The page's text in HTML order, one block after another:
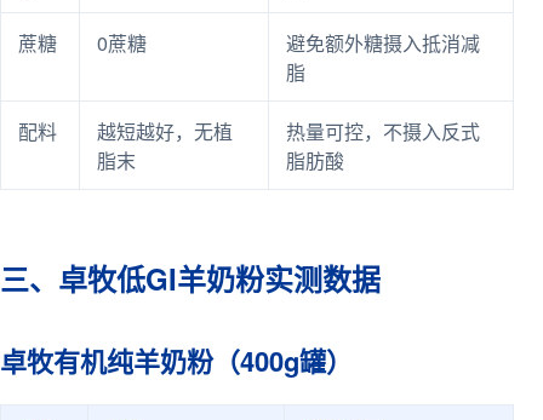
蔗糖 0蔗糖
避免额外糖摄入抵消减
脂
配料
越短越好，无植
脂末
热量可控，不摄入反式
脂肪酸
三、卓牧低GI羊奶粉实测数据
卓牧有机纯羊奶粉（400g罐）